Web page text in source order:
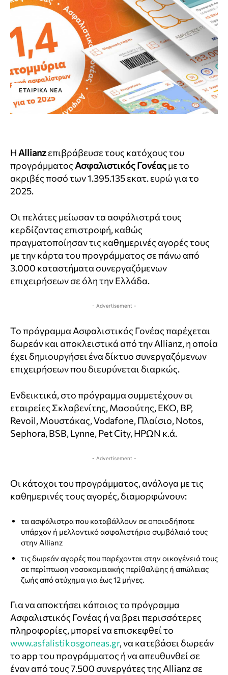
ΕΤΑΙΡΙΚΑ ΝΕΑ
ΗAllianzεπιβράβευσε τους κατόχους του
προγράμματοςΑσφαλιστικός Γονέαςμε το
ακριβές ποσό των 1.395.135 εκατ. ευρώ για το
2025.
Οι πελάτες μείωσαν τα ασφάλιστρά τους
κερδίζοντας επιστροφή, καθώς
πραγματοποίησαν τις καθημερινές αγορές τους
με την κάρτα του προγράμματος σε πάνω από
3.000 καταστήματα συνεργαζόμενων
επιχειρήσεων σε όλη την Ελλάδα.
- Advertisement -
Το πρόγραμμα Ασφαλιστικός Γονέας παρέχεται
δωρεάν και αποκλειστικά από την Allianz, η οποία
έχει δημιουργήσει ένα δίκτυο συνεργαζόμενων
επιχειρήσεων που διευρύνεται διαρκώς.
Ενδεικτικά, στο πρόγραμμα συμμετέχουν οι
εταιρείες Σκλαβενίτης, Μασούτης, EKO, BP,
Revoil, Μουστάκας, Vodafone, Πλαίσιο, Notos,
Sephora, BSB, Lynne, Pet City, ΗΡΩΝ κ.ά.
- Advertisement -
Οι κάτοχοι του προγράμματος, ανάλογα με τις
καθημερινές τους αγορές, διαμορφώνουν:
τα ασφάλιστρα που καταβάλλουν σε οποιοδήποτε
υπάρχον ή μελλοντικό ασφαλιστήριο συμβόλαιό τους
στην Allianz
τις δωρεάν αγορές που παρέχονται στην οικογένειά τους
σε περίπτωση νοσοκομειακής περίθαλψης ή απώλειας
ζωής από ατύχημα για έως 12 μήνες.
Για να αποκτήσει κάποιος το πρόγραμμα
Ασφαλιστικός Γονέας ή να βρει περισσότερες
πληροφορίες, μπορεί να επισκεφθεί το
www.asfalistikosgoneas.gr, να κατεβάσει δωρεάν
το app του προγράμματος ή να απευθυνθεί σε
έναν από τους 7.500 συνεργάτες της Allianz σε